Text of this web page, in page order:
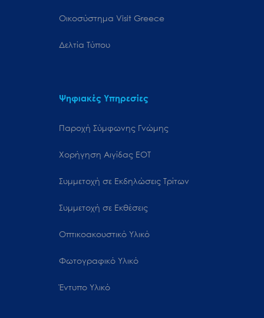
Oικοσύστημα Visit Greece
Δελτία Τύπου
Ψηφιακές Υπηρεσίες
Παροχή Σύμφωνης Γνώμης
Χορήγηση Αιγίδας ΕΟΤ
Συμμετοχή σε Εκδηλώσεις Τρίτων
Συμμετοχή σε Εκθέσεις
Οπτικοακουστικό Υλικό
Φωτογραφικό Υλικό
Έντυπο Υλικό